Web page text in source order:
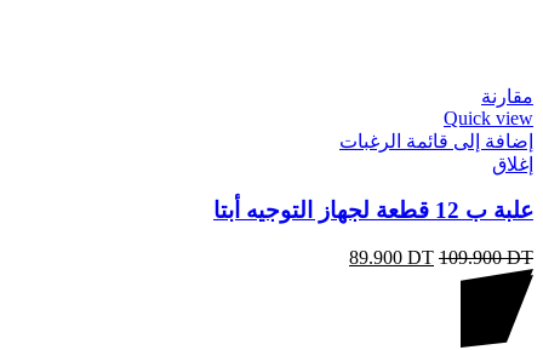
مقارنة
Quick view
إضافة إلى قائمة الرغبات
إغلاق
علبة ب 12 قطعة لجهاز التوجيه أبتا
109.900DT
89.900 DT